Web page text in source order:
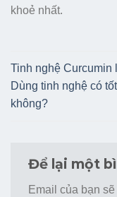
khoẻ nhất.
Tinh nghệ Curcumin
Dùng tinh nghệ có tốt
không?
Để lại một
Email của bạn